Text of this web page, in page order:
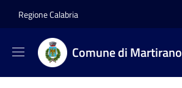
Regione Calabria
Comune di Martirano